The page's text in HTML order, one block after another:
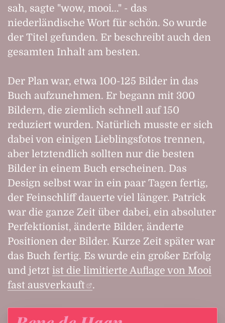
sah, sagte "wow, mooi..." - das
niederländische Wort für schön. So wurde
der Titel gefunden. Er beschreibt auch den
gesamten Inhalt am besten.
Der Plan war, etwa 100-125 Bilder in das
Buch aufzunehmen. Er begann mit 300
Bildern, die ziemlich schnell auf 150
reduziert wurden. Natürlich musste er sich
dabei von einigen Lieblingsfotos trennen,
aber letztendlich sollten nur die besten
Bilder in einem Buch erscheinen. Das
Design selbst war in ein paar Tagen fertig,
der Feinschliff dauerte viel länger. Patrick
war die ganze Zeit über dabei, ein absoluter
Perfektionist, änderte Bilder, änderte
Positionen der Bilder. Kurze Zeit später war
das Buch fertig. Es wurde ein großer Erfolg
und jetzt ist die limitierte Auflage von Mooi
fast ausverkauft
.